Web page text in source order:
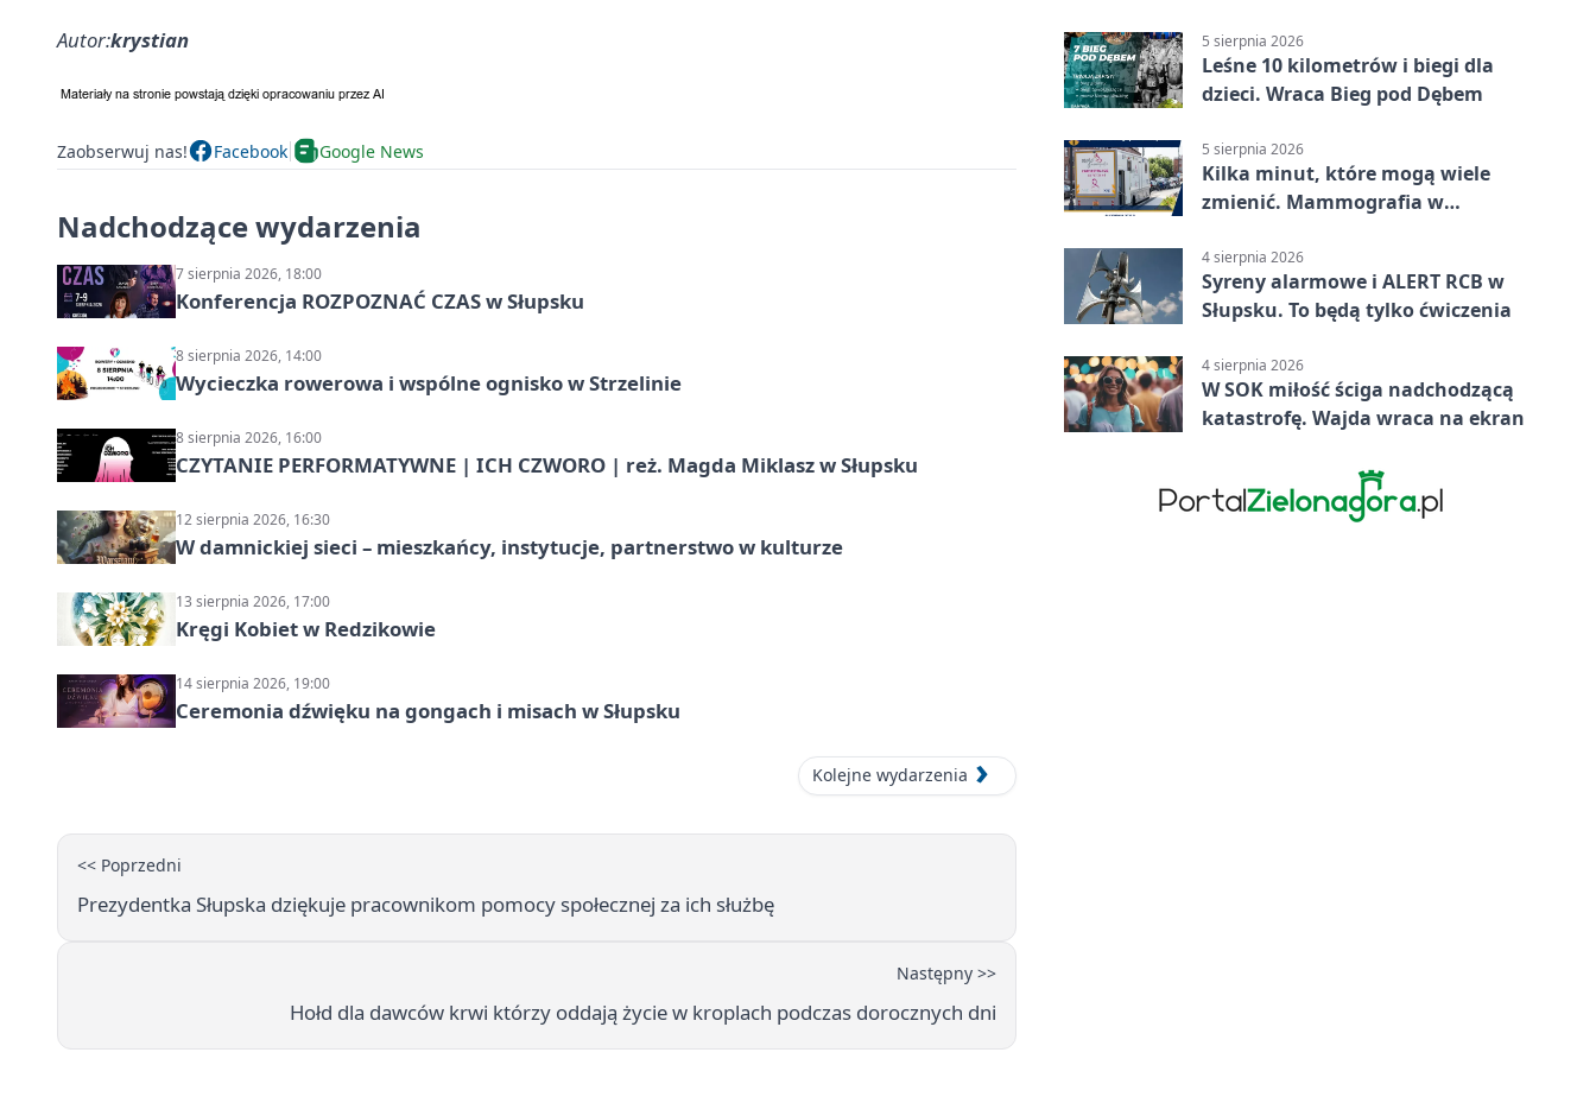
Autor:krystian
Zaobserwuj nas! Facebook Google News
Nadchodzące wydarzenia
7 sierpnia 2026, 18:00
Konferencja ROZPOZNAĆ CZAS w Słupsku
8 sierpnia 2026, 14:00
Wycieczka rowerowa i wspólne ognisko w Strzelinie
8 sierpnia 2026, 16:00
CZYTANIE PERFORMATYWNE | ICH CZWORO | reż. Magda Miklasz w Słupsku
12 sierpnia 2026, 16:30
W damnickiej sieci – mieszkańcy, instytucje, partnerstwo w kulturze
13 sierpnia 2026, 17:00
Kręgi Kobiet w Redzikowie
14 sierpnia 2026, 19:00
Ceremonia dźwięku na gongach i misach w Słupsku
Kolejne wydarzenia
<< Poprzedni
Prezydentka Słupska dziękuje pracownikom pomocy społecznej za ich służbę
Następny >>
Hołd dla dawców krwi którzy oddają życie w kroplach podczas dorocznych dni
5 sierpnia 2026
Leśne 10 kilometrów i biegi dla
dzieci. Wraca Bieg pod Dębem
5 sierpnia 2026
Kilka minut, które mogą wiele
zmienić. Mammografia w
4 sierpnia 2026
Syreny alarmowe i ALERT RCB w
Słupsku. To będą tylko ćwiczenia
4 sierpnia 2026
W SOK miłość ściga nadchodzącą
katastrofę. Wajda wraca na ekran